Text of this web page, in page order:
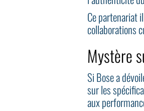
Ce partenariat
collaborations
Mystère
Si Bose a
sur les
aux